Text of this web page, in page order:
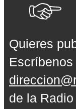
Quieres
Escríbenos
de la